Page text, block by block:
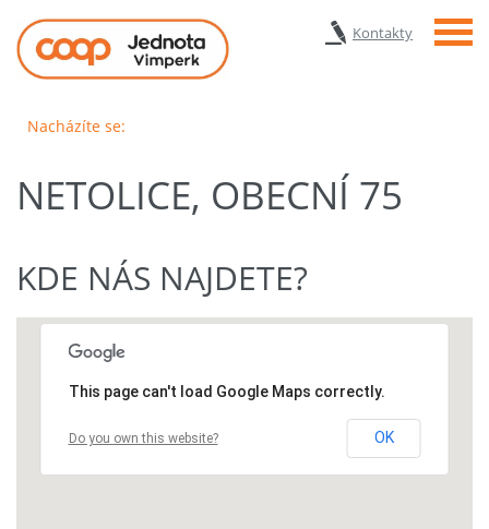
Kontakty Menu
Nacházíte se:
NETOLICE, OBECNÍ 75
KDE NÁS NAJDETE?
This page can't load Google Maps correctly.
Do you own this website? OK